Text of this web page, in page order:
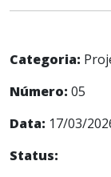
Categoria:
Número: 05
Data: 17/03/
Status: